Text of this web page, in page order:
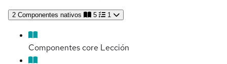
2 Componentes nativos 5 1
Componentes core Lección